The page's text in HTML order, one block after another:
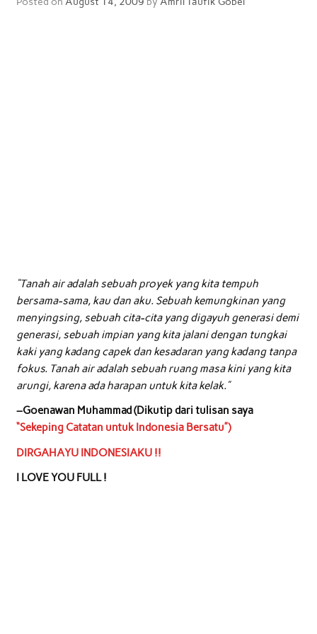
“Tanah air adalah sebuah proyek yang kita tempuh
bersama-sama, kau dan aku. Sebuah kemungkinan yang
menyingsing, sebuah cita-cita yang digayuh generasi demi
generasi, sebuah impian yang kita jalani dengan tungkai
kaki yang kadang capek dan kesadaran yang kadang tanpa
fokus. Tanah air adalah sebuah ruang masa kini yang kita
arungi, karena ada harapan untuk kita kelak.”
–Goenawan Muhammad (Dikutip dari tulisan saya
“Sekeping Catatan untuk Indonesia Bersatu”)
DIRGAHAYU INDONESIAKU !!
I LOVE YOU FULL !